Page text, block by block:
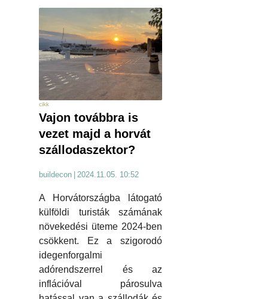
cikk
Vajon továbbra is
vezet majd a horvát
szállodaszektor?
buildecon | 2024.11.05. 10:52
A Horvátországba látogató
külföldi turisták számának
növekedési üteme 2024-ben
csökkent. Ez a szigorodó
idegenforgalmi
adórendszerrel és az
inflációval párosulva